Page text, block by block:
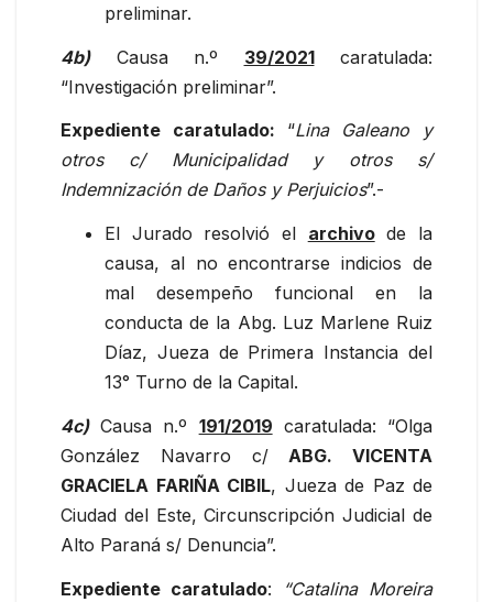
preliminar.
4b)Causa n.º 39/2021caratulada:
“Investigación preliminar”.
Expediente caratulado: “Lina Galeano y
otros c/ Municipalidad y otros s/
Indemnización de Daños y Perjuicios”.-
El Jurado resolvió el archivode la
causa, al no encontrarse indicios de
mal desempeño funcional en la
conducta de la Abg. Luz Marlene Ruiz
Díaz, Jueza de Primera Instancia del
13° Turno de la Capital.
4c)Causa n.º 191/2019 caratulada: “Olga
González Navarro c/ABG. VICENTA
GRACIELA FARIÑA CIBIL, Jueza de Paz de
Ciudad del Este, Circunscripción Judicial de
Alto Paraná s/ Denuncia”.
Expediente caratulado:
“Catalina Moreira